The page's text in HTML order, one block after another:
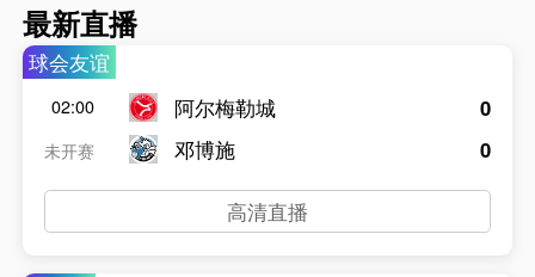
最新直播
球会友谊
02:00
未开赛
阿尔梅勒城
邓博施
0
0
高清直播